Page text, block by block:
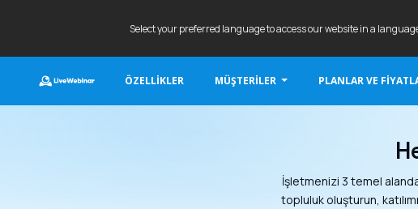
Select your preferred language to access our website in a
ÖZELLIKLER MÜŞTERILER PLANLAR VE
İşletmenizi 3 temel
topluluk oluşturun,